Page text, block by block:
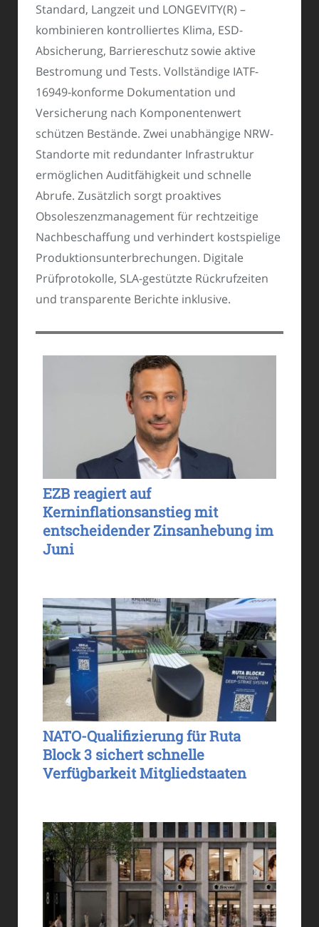
Standard, Langzeit und LONGEVITY(R) –
kombinieren kontrolliertes Klima, ESD-
Absicherung, Barriereschutz sowie aktive
Bestromung und Tests. Vollständige IATF-
16949-konforme Dokumentation und
Versicherung nach Komponentenwert
schützen Bestände. Zwei unabhängige NRW-
Standorte mit redundanter Infrastruktur
ermöglichen Auditfähigkeit und schnelle
Abrufe. Zusätzlich sorgt proaktives
Obsoleszenzmanagement für rechtzeitige
Nachbeschaffung und verhindert kostspielige
Produktionsunterbrechungen. Digitale
Prüfprotokolle, SLA-gestützte Rückrufzeiten
und transparente Berichte inklusive.
EZB reagiert auf
Kerninflationsanstieg mit
entscheidender Zinsanhebung im
Juni
NATO-Qualifizierung für Ruta
Block 3 sichert schnelle
Verfügbarkeit Mitgliedstaaten